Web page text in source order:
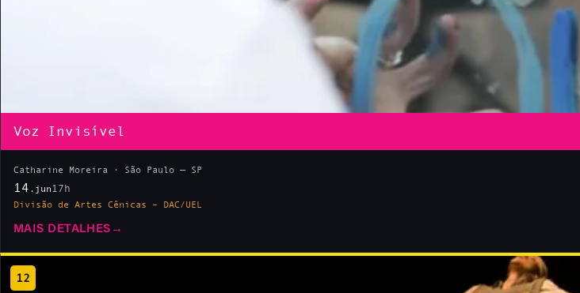
Voz Invisível
Catharine Moreira · São Paulo — SP
14 .jun 17h
Divisão de Artes Cênicas – DAC/UEL
MAIS DETALHES →
12